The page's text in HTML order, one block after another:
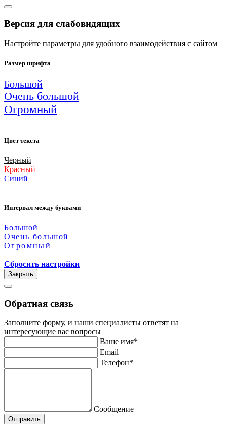
Версия для слабовидящих
Настройте параметры для удобного взаимодействия с сайтом
Размер шрифта
Большой
Очень большой
Огромный
Цвет текста
Черный
Красный
Синий
Интервал между буквами
Большой
Очень большой
Огромный
Сбросить настройки
Закрыть
Обратная связь
Заполните форму, и наши специалисты ответят на
интересующие вас вопросы
Ваше имя*
Email
Телефон*
Сообщение
Отправить